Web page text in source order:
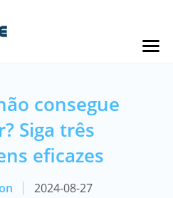
consegue
Siga três
eficazes
2024-08-27